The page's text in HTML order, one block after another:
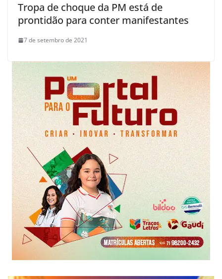
Tropa de choque da PM está de
prontidão para conter manifestantes
7 de setembro de 2021